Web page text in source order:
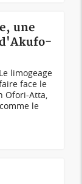
une
d'Akufo-
limogeage
face le
Ofori-Atta,
le